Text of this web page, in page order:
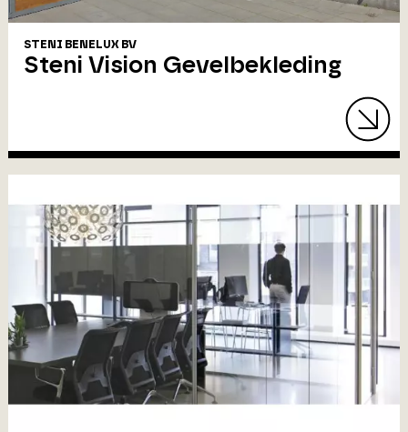
STENI BENELUX BV
Steni Vision Gevelbekleding